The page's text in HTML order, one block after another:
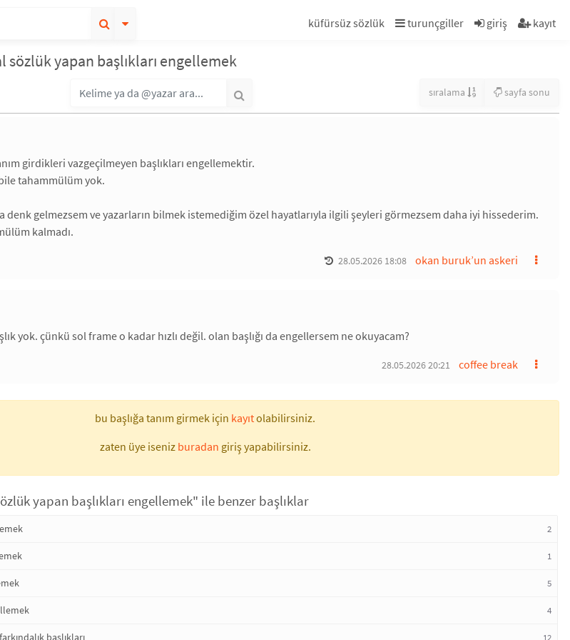
küfürsüz sözlük turunçgiller giriş kayıt
yapan başlıkları engellemek
sıralama sayfa sonu
girdikleri vazgeçilmeyen başlıkları engellemektir.
tahammülüm yok.
denk gelmezsem ve yazarların bilmek istemediğim özel hayatlarıyla ilgili şeyleri görmezsem daha iyi hissederim.
kalmadı.
okan buruk’un askeri
28.05.2026 18:08
yok. çünkü sol frame o kadar hızlı değil. olan başlığı da engellersem ne okuyacam?
coffee break
28.05.2026 20:21
bu başlığa tanım girmek için kayıtolabilirsiniz.
zaten üye iseniz buradan giriş yapabilirsiniz.
yapan başlıkları engellemek" ile benzer başlıklar
2
1
5
4
başlıkları 12